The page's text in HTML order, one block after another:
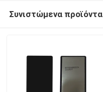
Συνιστώμενα προϊόντα